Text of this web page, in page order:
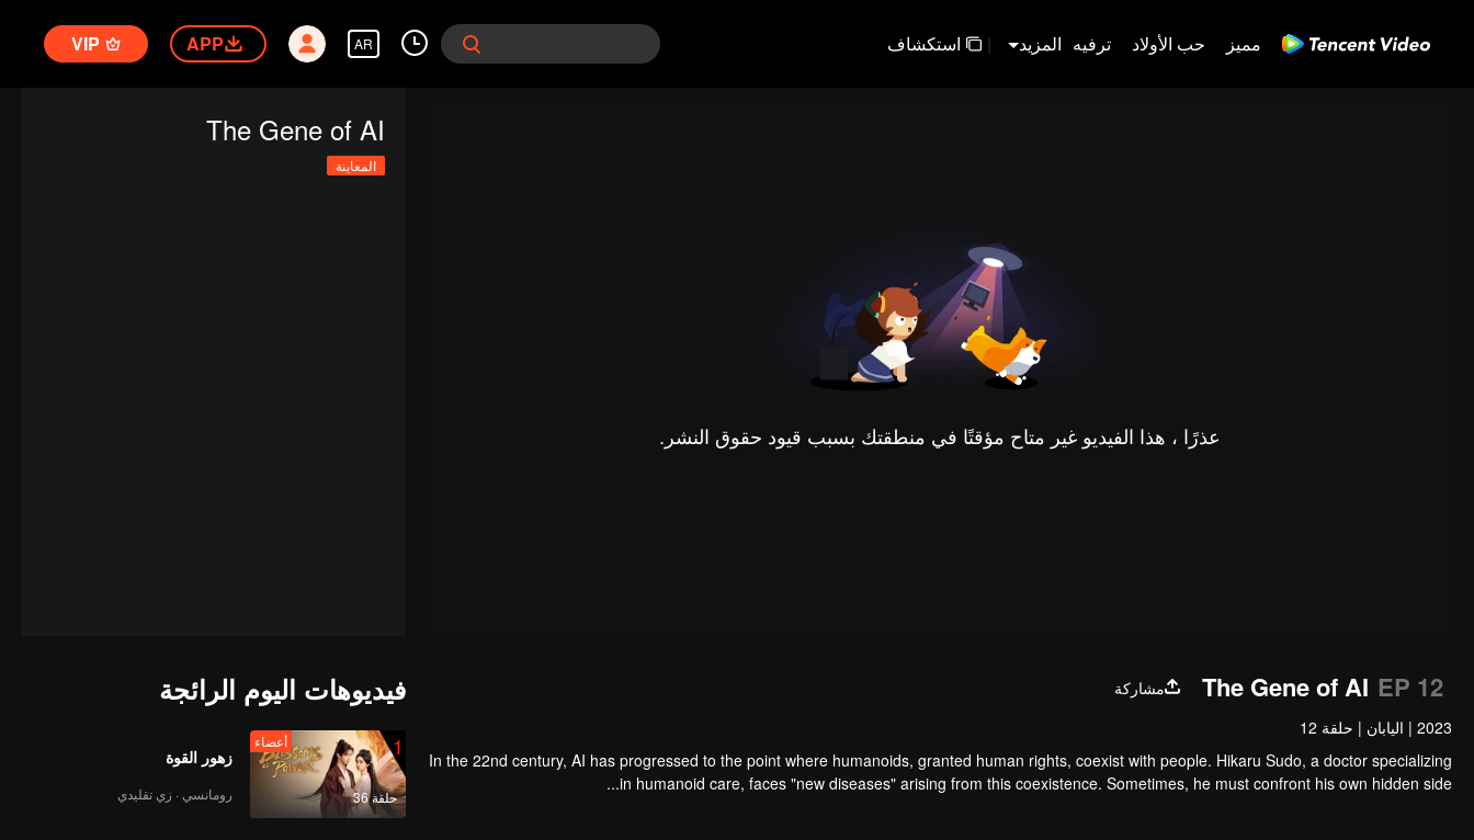
مميز حب الأولاد ترفيه المزيد | استكشاف AR
APP
VIP
عذرًا ، هذا الفيديو غير متاح مؤقتًا في منطقتك بسبب قيود حقوق النشر.
The Gene of AI
المعاينة
The Gene of AI EP 12
مشاركة
2023
| اليابان | حلقة 12
In the 22nd century, AI has progressed to the point where humanoids, granted human rights, coexist with people. Hikaru Sudo, a doctor specializing
in humanoid care, faces "new diseases" arising from this coexistence. Sometimes, he must confront his own hidden side...
فيديوهات اليوم الرائجة
1
حلقة 36
أعضاء
زهور القوة
رومانسي · زي تقليدي